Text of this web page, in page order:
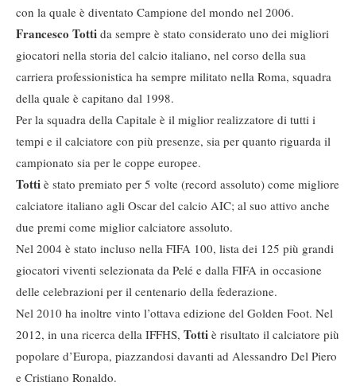
con la quale è diventato Campione del mondo nel 2006.
Francesco Totti da sempre è stato considerato uno dei migliori
giocatori nella storia del calcio italiano, nel corso della sua
carriera professionistica ha sempre militato nella Roma, squadra
della quale è capitano dal 1998.
Per la squadra della Capitale è il miglior realizzatore di tutti i
tempi e il calciatore con più presenze, sia per quanto riguarda il
campionato sia per le coppe europee.
Totti è stato premiato per 5 volte (record assoluto) come migliore
calciatore italiano agli Oscar del calcio AIC; al suo attivo anche
due premi come miglior calciatore assoluto.
Nel 2004 è stato incluso nella FIFA 100, lista dei 125 più grandi
giocatori viventi selezionata da Pelé e dalla FIFA in occasione
delle celebrazioni per il centenario della federazione.
Nel 2010 ha inoltre vinto l’ottava edizione del Golden Foot. Nel
2012, in una ricerca della IFFHS, Totti è risultato il calciatore più
popolare d’Europa, piazzandosi davanti ad Alessandro Del Piero
e Cristiano Ronaldo.